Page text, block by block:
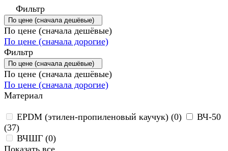
Фильтр
По цене (сначала дешёвые)
По цене (сначала дешёвые)
По цене (сначала дорогие)
Фильтр
По цене (сначала дешёвые)
По цене (сначала дешёвые)
По цене (сначала дорогие)
Материал
EPDM (этилен-пропиленовый каучук) (0)
ВЧ-50
(37)
ВЧШГ (0)
Показать все